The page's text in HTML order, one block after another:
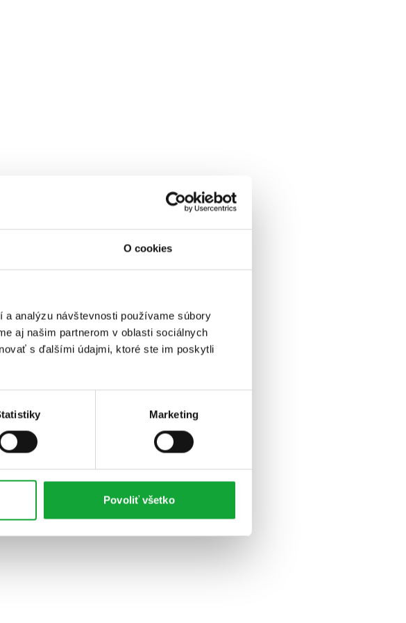
O cookies
analýzu návštevnosti používame súbory
aj našim partnerom v oblasti sociálnych
s ďalšími údajmi, ktoré ste im poskytli
Marketing
Povoliť všetko